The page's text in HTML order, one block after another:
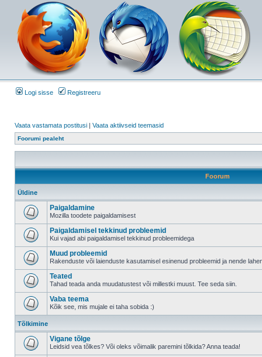
Logi sisse Registreeru
Vaata vastamata postitusi | Vaata aktiivseid teemasid
Foorumi pealeht
Foorum
Üldine
Paigaldamine
Mozilla toodete paigaldamisest
Paigaldamisel tekkinud probleemid
Kui vajad abi paigaldamisel tekkinud probleemidega
Muud probleemid
Rakenduste või laienduste kasutamisel esinenud probleemid ja nende
Teated
Tahad teada anda muudatustest või millestki muust. Tee seda siin.
Vaba teema
Kõik see, mis mujale ei taha sobida :)
Tõlkimine
Vigane tõlge
Leidsid vea tõlkes? Või oleks võimalik paremini tõlkida? Anna teada!